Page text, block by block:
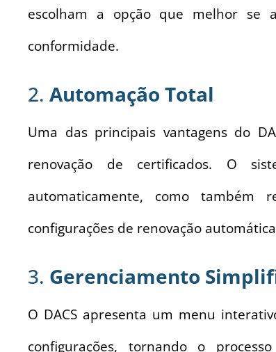
escolham a opção que melhor se
conformidade.
2. Automação Total
Uma das principais vantagens do
renovação de certificados. O
automaticamente, como também
configurações de renovação
3. Gerenciamento
O DACS apresenta um menu
configurações, tornando o